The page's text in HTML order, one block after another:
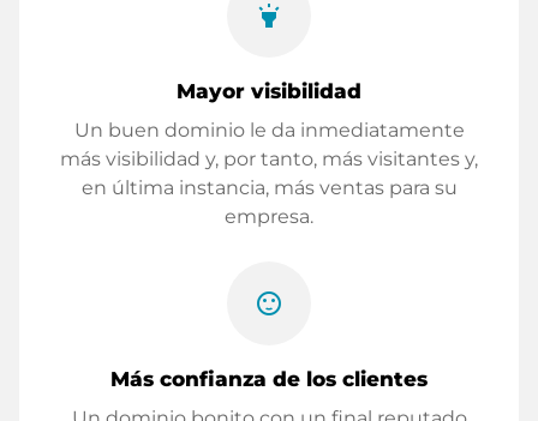
highlight
Mayor visibilidad
Un buen dominio le da inmediatamente
más visibilidad y, por tanto, más visitantes y,
en última instancia, más ventas para su
empresa.
sentiment_satisfied
Más confianza de los clientes